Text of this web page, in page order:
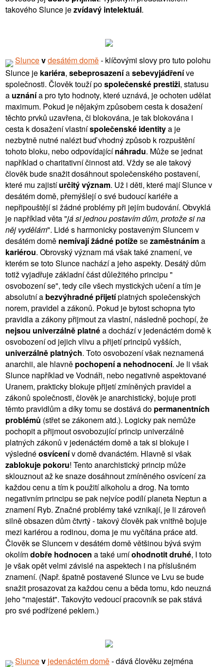
takového Slunce jezvídavý intelektuál.
Sluncevdesátém domě- klíčovými slovy pro tuto polohu
Slunce je kariéra, sebeprosazeníasebevyjádřeníve
společnosti. Člověk touží pospolečenské prestiži, statusu
a uznánía pro tyto hodnoty, které uznává, je ochoten udělat
maximum. Pokud je nějakým způsobem cesta k dosažení
těchto prvků uzavřena, či blokována, je tak blokována i
cesta k dosažení vlastníspolečenské identitya je
nezbytně nutné nalézt buď vhodný způsob k rozpuštění
tohoto bloku, nebo odpovídajícínáhradu. Může se jednat
například o charitativní činnost atd. Vždy se ale takový
člověk bude snažit dosáhnout společenského postavení,
které mu zajistíurčitý význam. Už i děti, které mají Slunce v
desátém domě, přemýšlejí o své budoucí kariéře a
nepřipouštějí si žádné problémy při jejím budování. Obvyklá
je například věta "já si jednou postavím dům, protože si na
něj vydělám". Lidé s harmonicky postaveným Sluncem v
desátém domě nemívají žádné potížesezaměstnáníma
kariérou. Obrovský význam má však také znamení, ve
kterém se toto Slunce nachází a jeho aspekty. Desátý dům
totiž vyjadřuje základní část důležitého principu "
osvobození se", tedy cíle všech mystických učení a tím je
absolutní a bezvýhradné přijetíplatných společenských
norem, pravidel a zákonů. Pokud je bytost schopna tyto
pravidla a zákony přijmout za vlastní, následně pochopí, že
nejsou univerzálně platnéa dochází v jedenáctém domě k
osvobození od jejich vlivu a přijetí principů vyšších,
univerzálně platných. Toto osvobození však neznamená
anarchii, ale hlavně pochopení a nehodnocení. Je li však
Slunce například ve Vodnáři, nebo negativně aspektované
Uranem, prakticky blokuje přijetí zmíněných pravidel a
zákonů společnosti, člověk je anarchistický, bojuje proti
těmto pravidlům a díky tomu se dostává do permanentních
problémů (střet se zákonem atd.). Logicky pak nemůže
pochopit a přijmout osvobozující princip univerzálně
platných zákonů v jedenáctém domě a tak si blokuje i
výslednéosvícenív domě dvanáctém. Hlavně si však
zablokuje pokoru! Tento anarchistický princip může
sklouznout až ke snaze dosáhnout zmíněného osvícení za
každou cenu a tím k použití alkoholu a drog. Na tomto
negativním principu se pak nejvíce podílí planeta Neptun a
znamení Ryb. Značné problémy také vznikají, je li zároveň
silně obsazen dům čtvrtý - takový člověk pak vnitřně bojuje
mezi kariérou a rodinou, doma je mu vyčítána práce atd.
Člověk se Sluncem v desátém domě většinou bývá svým
okolímdobře hodnocen a také umíohodnotit druhé, I toto
je však opět velmi závislé na aspektech i na příslušném
znamení. (Např. špatně postavené Slunce ve Lvu se bude
snažit prosazovat za každou cenu a běda tomu, kdo neuzná
jeho "majestát". Takovýto vedoucí pracovník se pak stává
pro své podřízené peklem.)
Sluncev jedenáctém domě- dává člověku zejména